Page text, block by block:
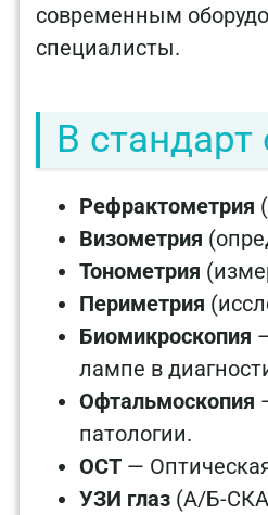
современным
специалисты.
В стандарт
Рефрактометрия
Визометрия
Тонометрия
Периметрия
Биомикроскопия
лампе в
Офтальмоскопия
патологии.
OCT —
УЗИ глаз (А/Б-